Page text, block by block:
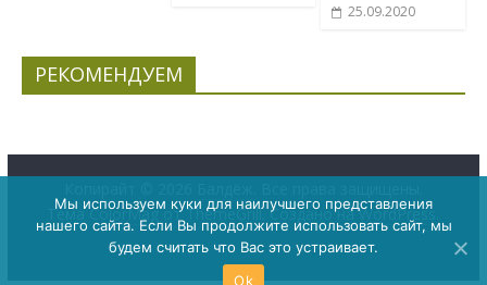
25.09.2020
РЕКОМЕНДУЕМ
ТемаColorMagот ThemeGrill. Создано наWordPress
Мы используем куки для наилучшего представления
нашего сайта. Если Вы продолжите использовать сайт, мы
будем считать что Вас это устраивает.
Ok